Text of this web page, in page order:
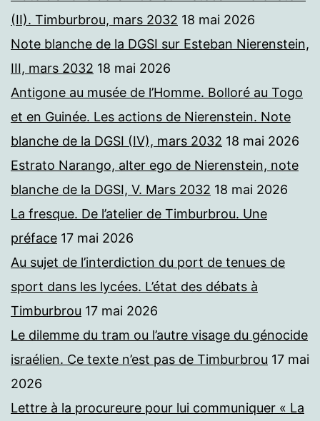
(II). Timburbrou, mars 2032 18 mai 2026
Note blanche de la DGSI sur Esteban Nierenstein,
III, mars 2032 18 mai 2026
Antigone au musée de l’Homme. Bolloré au Togo
et en Guinée. Les actions de Nierenstein. Note
blanche de la DGSI (IV), mars 2032 18 mai 2026
Estrato Narango, alter ego de Nierenstein, note
blanche de la DGSI, V. Mars 2032 18 mai 2026
La fresque. De l’atelier de Timburbrou. Une
préface 17 mai 2026
Au sujet de l’interdiction du port de tenues de
sport dans les lycées. L’état des débats à
Timburbrou 17 mai 2026
Le dilemme du tram ou l’autre visage du génocide
israélien. Ce texte n’est pas de Timburbrou 17 mai
2026
Lettre à la procureure pour lui communiquer « La